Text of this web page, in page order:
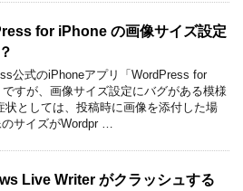
for iPhone の画像サイズ設定
公式のiPhoneアプリ「WordPress for
すが、画像サイズ設定にバグがある模様
状としては、投稿時に画像を添付した場
サイズがWordpr …
Live Writer がクラッシュする